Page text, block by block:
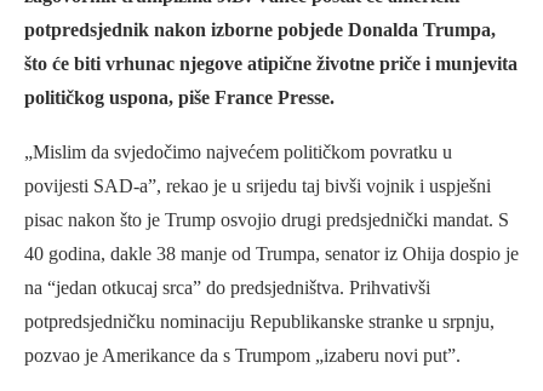
potpredsjednik nakon izborne pobjede Donalda Trumpa,
što će biti vrhunac njegove atipične životne priče i munjevita
političkog uspona, piše France Presse.
„Mislim da svjedočimo najvećem političkom povratku u
povijesti SAD-a”, rekao je u srijedu taj bivši vojnik i uspješni
pisac nakon što je Trump osvojio drugi predsjednički mandat. S
40 godina, dakle 38 manje od Trumpa, senator iz Ohija dospio je
na “jedan otkucaj srca” do predsjedništva. Prihvativši
potpredsjedničku nominaciju Republikanske stranke u srpnju,
pozvao je Amerikance da s Trumpom „izaberu novi put”.